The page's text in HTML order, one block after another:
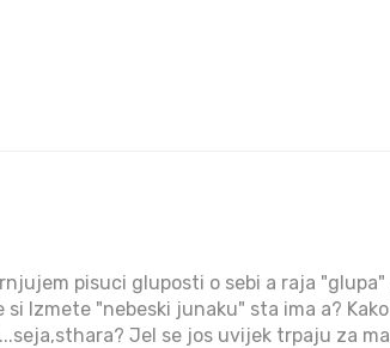
pisuci gluposti o sebi a raja
Izmete "nebeski junaku" sta ima a?
Jel se jos uvijek trpaju za